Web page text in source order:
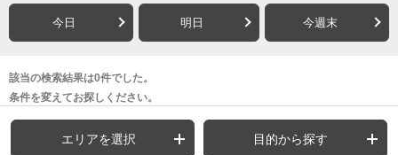
今日 明日 今週末
該当の検索結果は0件でした。
条件を変えてお探しください。
エリアを選択 目的から探す